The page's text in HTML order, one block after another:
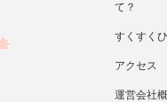
て？
すくすく
アクセス
運営会社